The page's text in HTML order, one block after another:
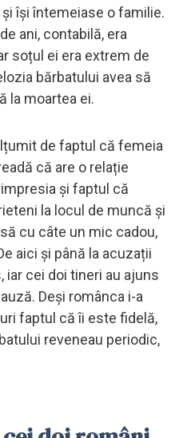
își întemeiase o familie.
ani, contabilă, era
soțul ei era extrem de
bărbatului avea să
la moartea ei.
de faptul că femeia
că are o relație
și faptul că
la locul de muncă și
cu câte un mic cadou,
aici și până la acuzații
iar cei doi tineri au ajuns
Deși românca i-a
faptul că îi este fidelă,
reveneau periodic,